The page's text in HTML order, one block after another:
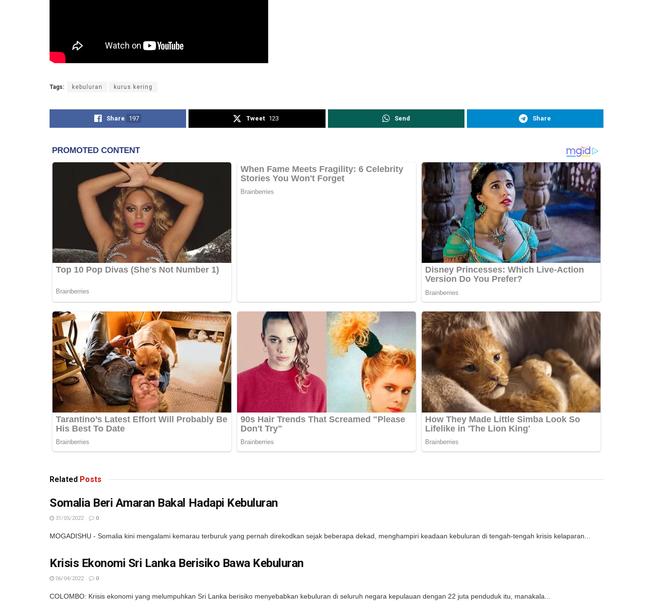
Tags: kebuluran kurus kering
Share 197 Tweet 123 Send Share
Related Posts
Somalia Beri Amaran Bakal Hadapi Kebuluran
31/05/2022 0
MOGADISHU - Somalia kini mengalami kemarau terburuk yang pernah direkodkan sejak beberapa dekad, menghampiri keadaan kebuluran di tengah-tengah krisis kelaparan...
Krisis Ekonomi Sri Lanka Berisiko Bawa Kebuluran
06/04/2022 0
COLOMBO: Krisis ekonomi yang melumpuhkan Sri Lanka berisiko menyebabkan kebuluran di seluruh negara kepulauan dengan 22 juta penduduk itu, manakala...